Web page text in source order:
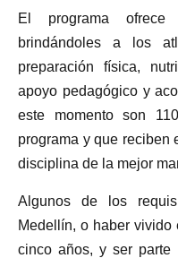
El programa ofrece
brindándoles a los
preparación física,
apoyo pedagógico y
este momento son
programa y que reciben
disciplina de la mejor
Algunos de los
Medellín, o haber
cinco años, y ser parte